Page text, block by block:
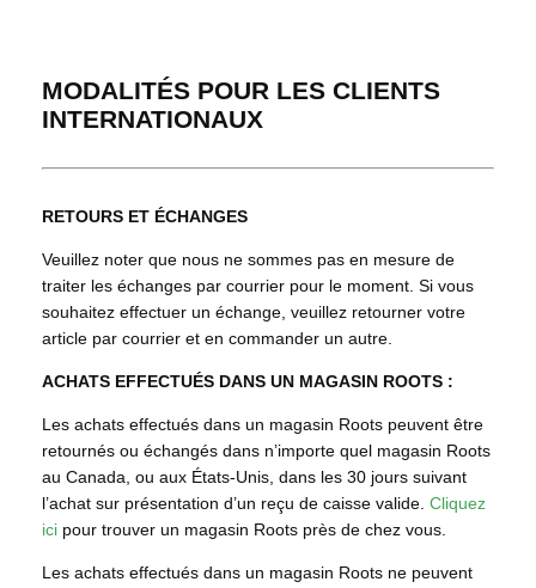
MODALITÉS POUR LES CLIENTS
INTERNATIONAUX
RETOURS ET ÉCHANGES
Veuillez noter que nous ne sommes pas en mesure de
traiter les échanges par courrier pour le moment. Si vous
souhaitez effectuer un échange, veuillez retourner votre
article par courrier et en commander un autre.
ACHATS EFFECTUÉS DANS UN MAGASIN ROOTS :
Les achats effectués dans un magasin Roots peuvent être
retournés ou échangés dans n’importe quel magasin Roots
au Canada, ou aux États-Unis, dans les 30 jours suivant
l’achat sur présentation d’un reçu de caisse valide. Cliquez
ici pour trouver un magasin Roots près de chez vous.
Les achats effectués dans un magasin Roots ne peuvent